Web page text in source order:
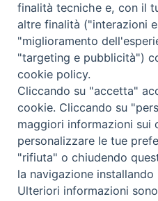
© 2021 Diocesi
finalità tecniche e, con il
altre finalità ("interazioni
"miglioramento
"targeting e pubblicità")
cookie policy.
Cliccando su "accetta"
cookie. Cliccando su
maggiori informazioni sui
personalizzare le tue
"rifiuta" o chiudendo
la navigazione
Ulteriori informazioni